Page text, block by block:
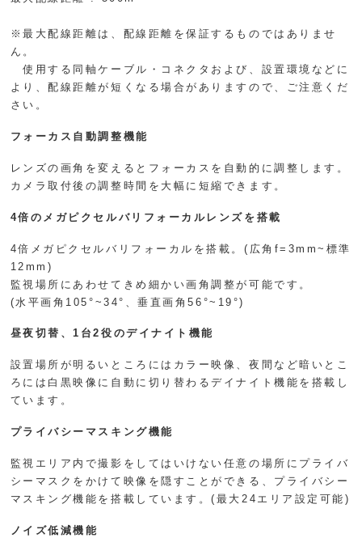
※最大配線距離は、配線距離を保証するものではありませ
ん。
使用する同軸ケーブル・コネクタおよび、設置環境などに
より、配線距離が短くなる場合がありますので、ご注意くだ
さい。
フォーカス自動調整機能
レンズの画角を変えるとフォーカスを自動的に調整します。
カメラ取付後の調整時間を大幅に短縮できます。
4倍のメガピクセルバリフォーカルレンズを搭載
4倍メガピクセルバリフォーカルを搭載。(広角f=3mm~標準
12mm)
監視場所にあわせてきめ細かい画角調整が可能です。
(水平画角105°~34°、垂直画角56°~19°)
昼夜切替、1台2役のデイナイト機能
設置場所が明るいところにはカラー映像、夜間など暗いとこ
ろには白黒映像に自動に切り替わるデイナイト機能を搭載し
ています。
プライバシーマスキング機能
監視エリア内で撮影をしてはいけない任意の場所にプライバ
シーマスクをかけて映像を隠すことができる、プライバシー
マスキング機能を搭載しています。(最大24エリア設定可能)
ノイズ低減機能